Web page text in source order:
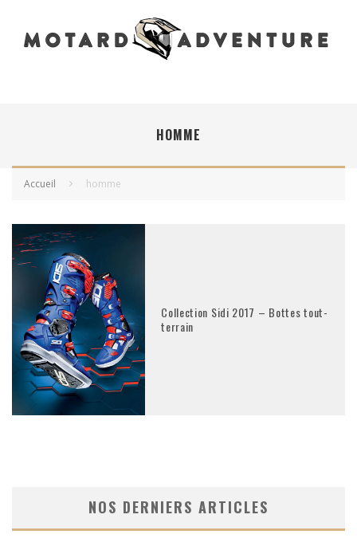
HOMME
Accueil homme
Collection Sidi 2017 – Bottes tout-
terrain
NOS DERNIERS ARTICLES